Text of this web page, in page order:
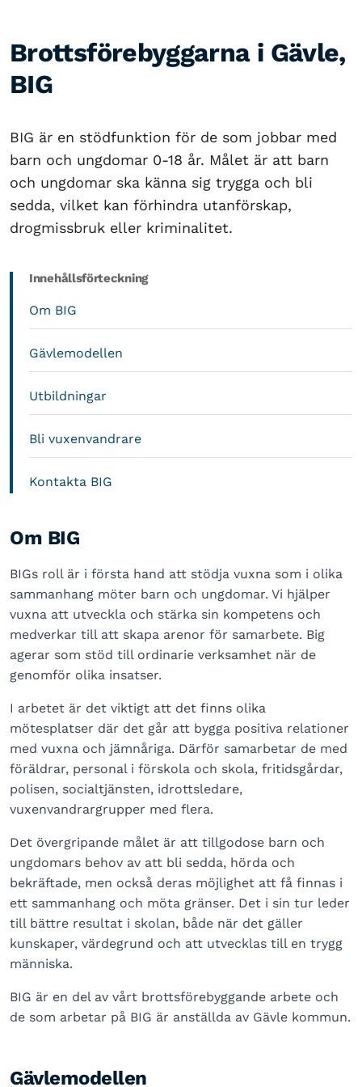
Brottsförebyggarna i Gävle,
BIG
BIG är en stödfunktion för de som jobbar med
barn och ungdomar 0-18 år. Målet är att barn
och ungdomar ska känna sig trygga och bli
sedda, vilket kan förhindra utanförskap,
drogmissbruk eller kriminalitet.
Innehållsförteckning
Om BIG
Gävlemodellen
Utbildningar
Bli vuxenvandrare
Kontakta BIG
Om BIG
BIGs roll är i första hand att stödja vuxna som i olika
sammanhang möter barn och ungdomar. Vi hjälper
vuxna att utveckla och stärka sin kompetens och
medverkar till att skapa arenor för samarbete. Big
agerar som stöd till ordinarie verksamhet när de
genomför olika insatser.
I arbetet är det viktigt att det finns olika
mötesplatser där det går att bygga positiva relationer
med vuxna och jämnåriga. Därför samarbetar de med
föräldrar, personal i förskola och skola, fritidsgårdar,
polisen, socialtjänsten, idrottsledare,
vuxenvandrargrupper med flera.
Det övergripande målet är att tillgodose barn och
ungdomars behov av att bli sedda, hörda och
bekräftade, men också deras möjlighet att få finnas i
ett sammanhang och möta gränser. Det i sin tur leder
till bättre resultat i skolan, både när det gäller
kunskaper, värdegrund och att utvecklas till en trygg
människa.
BIG är en del av vårt brottsförebyggande arbete och
de som arbetar på BIG är anställda av Gävle kommun.
Gävlemodellen